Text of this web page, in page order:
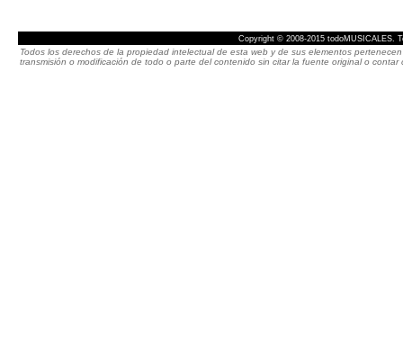
Copyright © 2008-2015 todoMUSICALES.
Todos los derechos de la propiedad intelectual de esta web y de sus elementos
transmisión o modificación de todo o parte del contenido sin citar la fuente original o